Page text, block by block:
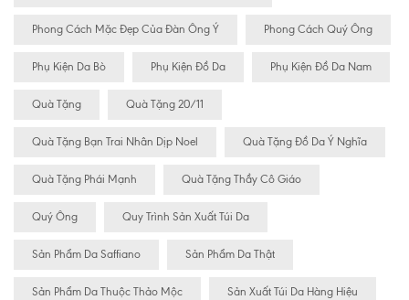
Phong Cách Mặc Đẹp Của Đàn Ông Ý Phong Cách Quý Ông
Phụ Kiện Da Bò Phụ Kiện Đồ Da Phụ Kiện Đồ Da Nam
Quà Tặng Quà Tặng 20/11
Quà Tặng Bạn Trai Nhân Dịp Noel Quà Tặng Đồ Da Ý Nghĩa
Quà Tặng Phái Mạnh Quà Tặng Thầy Cô Giáo
Quý Ông Quy Trình Sản Xuất Túi Da
Sản Phẩm Da Saffiano Sản Phẩm Da Thật
Sản Phẩm Da Thuộc Thảo Mộc Sản Xuất Túi Da Hàng Hiệu